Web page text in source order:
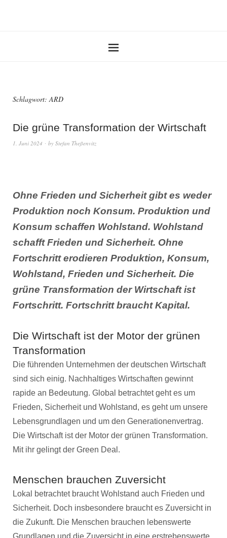
Schlagwort:ARD
Die grüne Transformation der Wirtschaft
1. Juni 2024 by Stefan Theßenvitz
Ohne Frieden und Sicherheit gibt es weder
Produktion noch Konsum. Produktion und
Konsum schaffen Wohlstand. Wohlstand
schafft Frieden und Sicherheit. Ohne
Fortschritt erodieren Produktion, Konsum,
Wohlstand, Frieden und Sicherheit. Die
grüne Transformation der Wirtschaft ist
Fortschritt. Fortschritt braucht Kapital.
Die Wirtschaft ist der Motor der grünen
Transformation
Die führenden Unternehmen der deutschen Wirtschaft
sind sich einig. Nachhaltiges Wirtschaften gewinnt
rapide an Bedeutung. Global betrachtet geht es um
Frieden, Sicherheit und Wohlstand, es geht um unsere
Lebensgrundlagen und um den Generationenvertrag.
Die Wirtschaft ist der Motor der grünen Transformation.
Mit ihr gelingt der Green Deal.
Menschen brauchen Zuversicht
Lokal betrachtet braucht Wohlstand auch Frieden und
Sicherheit. Doch insbesondere braucht es Zuversicht in
die Zukunft. Die Menschen brauchen lebenswerte
Grundlagen und die Zuversicht in eine erstrebenswerte